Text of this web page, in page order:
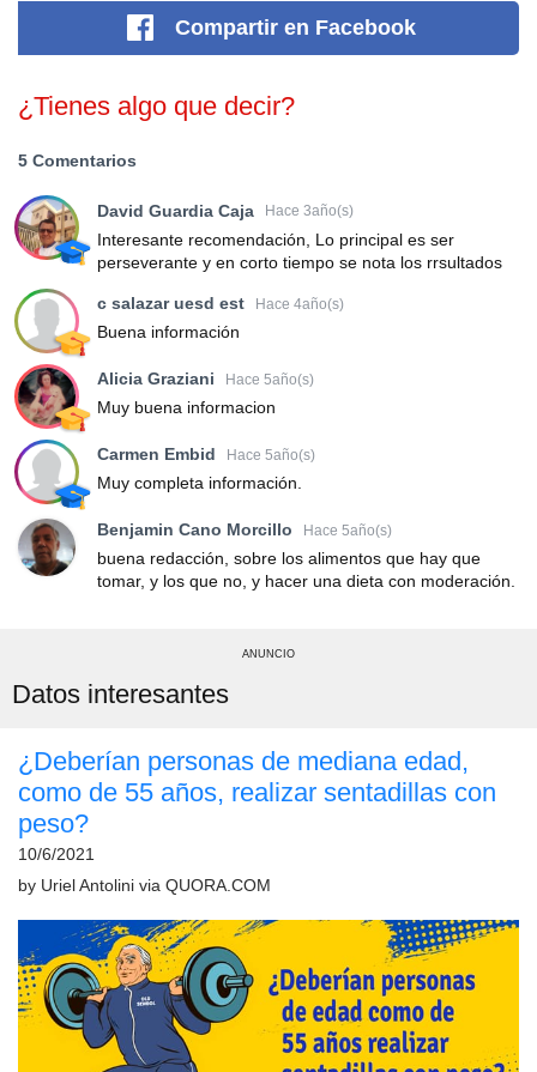
Compartir en Facebook
¿Tienes algo que decir?
5 Comentarios
David Guardia Caja Hace 3año(s)
Interesante recomendación, Lo principal es ser
perseverante y en corto tiempo se nota los rrsultados
c salazar uesd est Hace 4año(s)
Buena información
Alicia Graziani Hace 5año(s)
Muy buena informacion
Carmen Embid Hace 5año(s)
Muy completa información.
Benjamin Cano Morcillo Hace 5año(s)
buena redacción, sobre los alimentos que hay que
tomar, y los que no, y hacer una dieta con moderación.
ANUNCIO
Datos interesantes
¿Deberían personas de mediana edad,
como de 55 años, realizar sentadillas con
peso?
10/6/2021
by Uriel Antolini via QUORA.COM